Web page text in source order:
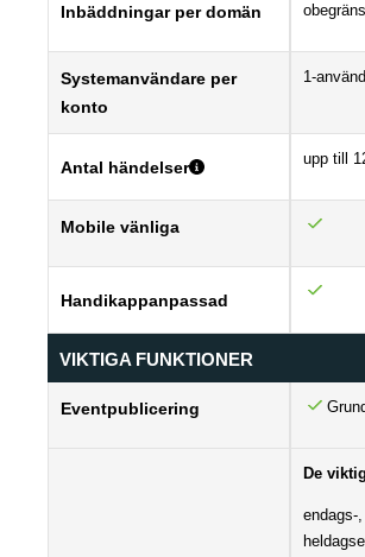
Inbäddningar per domän
Systemanvändare per
konto
1-
Antal händelser upp till
Mobile vänliga
Handikappanpassad
VIKTIGA FUNKTIONER
Eventpublicering
De
endags-